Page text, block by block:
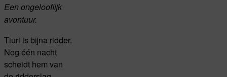
Een ongelooflijk
avontuur.
Tiuri is bijna ridder.
Nog één nacht
scheidt hem van